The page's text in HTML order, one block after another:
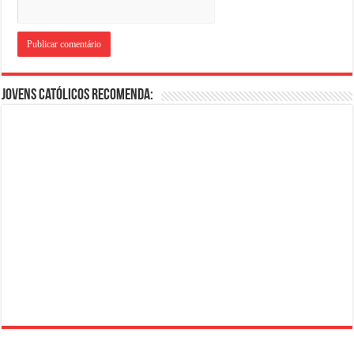
Jovens Católicos Recomenda: